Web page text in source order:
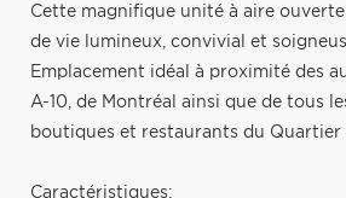
Cette magnifique unité à aire
de vie lumineux, convivial et
Emplacement idéal à proximité des
A-10, de Montréal ainsi que de tous
boutiques et restaurants du Quartier
Caractéristiques: